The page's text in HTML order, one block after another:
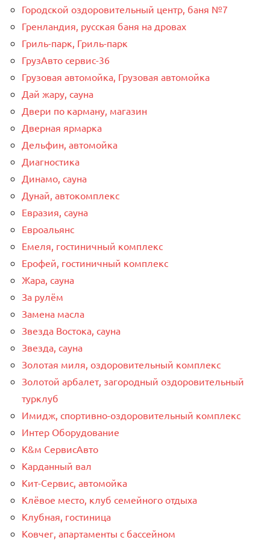
Городской оздоровительный центр, баня №7
Гренландия, русская баня на дровах
Гриль-парк, Гриль-парк
ГрузАвто сервис-36
Грузовая автомойка, Грузовая автомойка
Дай жару, сауна
Двери по карману, магазин
Дверная ярмарка
Дельфин, автомойка
Диагностика
Динамо, сауна
Дунай, автокомплекс
Евразия, сауна
Евроальянс
Емеля, гостиничный комплекс
Ерофей, гостиничный комплекс
Жара, сауна
За рулём
Замена масла
Звезда Востока, сауна
Звезда, сауна
Золотая миля, оздоровительный комплекс
Золотой арбалет, загородный оздоровительный
турклуб
Имидж, спортивно-оздоровительный комплекс
Интер Оборудование
К&м СервисАвто
Карданный вал
Кит-Сервис, автомойка
Клёвое место, клуб семейного отдыха
Клубная, гостиница
Ковчег, апартаменты с бассейном